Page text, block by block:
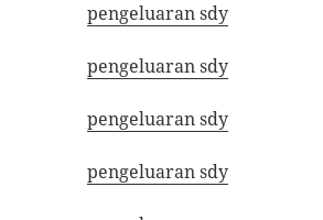
pengeluaran sdy
pengeluaran sdy
pengeluaran sdy
pengeluaran sdy